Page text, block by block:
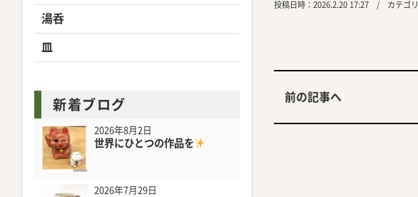
湯呑
皿
新着ブログ
2026年8月2日
世界にひとつの作品を
2026年7月29日
投稿日時：2026.2.20 17:27 / カテゴリ
前の記事へ